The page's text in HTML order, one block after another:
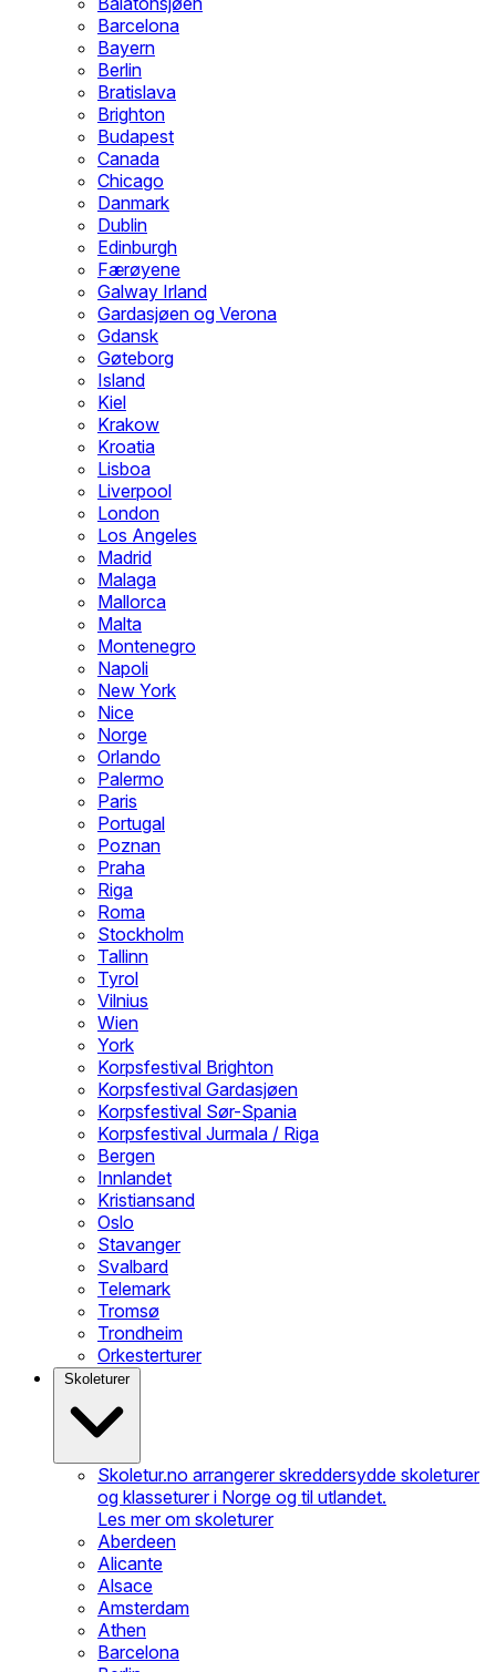
Barcelona
Bayern
Berlin
Bratislava
Brighton
Budapest
Canada
Chicago
Danmark
Dublin
Edinburgh
Færøyene
Galway Irland
Gardasjøen og Verona
Gdansk
Gøteborg
Island
Kiel
Krakow
Kroatia
Lisboa
Liverpool
London
Los Angeles
Madrid
Malaga
Mallorca
Malta
Montenegro
Napoli
New York
Nice
Norge
Orlando
Palermo
Paris
Portugal
Poznan
Praha
Riga
Roma
Stockholm
Tallinn
Tyrol
Vilnius
Wien
York
Korpsfestival Brighton
Korpsfestival Gardasjøen
Korpsfestival Sør-Spania
Korpsfestival Jurmala / Riga
Bergen
Innlandet
Kristiansand
Oslo
Stavanger
Svalbard
Telemark
Tromsø
Trondheim
Orkesterturer
Skoleturer
Skoletur.no arrangerer skreddersydde skoleturer
og klasseturer i Norge og til utlandet.
Les mer om skoleturer
Aberdeen
Alicante
Alsace
Amsterdam
Athen
Barcelona